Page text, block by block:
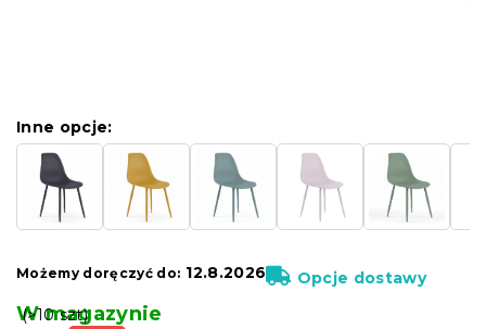
W magazynie
(>10 szt)
Inne opcje:
Możemy doręczyć do: 12.8.2026 Opcje dostawy